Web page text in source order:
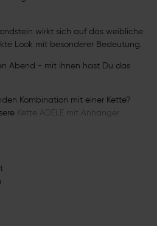
wirkt sich auf das weibliche
Look mit besonderer Bedeutung.
Abend - mit ihnen hast Du das
Kombination mit einer Kette?
Kette ADELE mit Anhänger